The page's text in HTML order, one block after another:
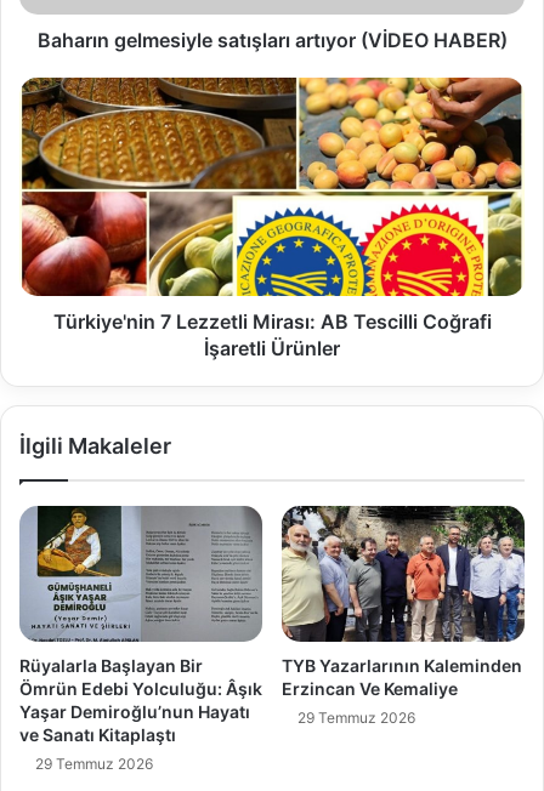
Baharın gelmesiyle satışları artıyor (VİDEO HABER)
Türkiye'nin 7 Lezzetli Mirası: AB Tescilli Coğrafi
İşaretli Ürünler
İlgili Makaleler
Rüyalarla Başlayan Bir
Ömrün Edebi Yolculuğu: Âşık
Yaşar Demiroğlu’nun Hayatı
ve Sanatı Kitaplaştı
29 Temmuz 2026
TYB Yazarlarının Kaleminden
Erzincan Ve Kemaliye
29 Temmuz 2026